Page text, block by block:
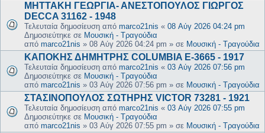
ΜΗΤΤΑΚΗ ΓΕΩΡΓΙΑ- ΑΝΕΣΤΟΠΟΥΛΟΣ ΓΙΩΡΓΟΣ
DECCA 31162 - 1948
Τελευταία δημοσίευση από marco21nis « 08 Αύγ 2026 04:24 pm
Δημοσιεύτηκε σε Μουσική - Τραγούδια
από marco21nis » 08 Αύγ 2026 04:24 pm » σε Μουσική - Τραγούδια
ΚΑΠΟΚΗΣ ΔΗΜΗΤΡΗΣ COLUMBIA E-3665 - 1917
Τελευταία δημοσίευση από marco21nis « 03 Αύγ 2026 07:56 pm
Δημοσιεύτηκε σε Μουσική - Τραγούδια
από marco21nis » 03 Αύγ 2026 07:56 pm » σε Μουσική - Τραγούδια
ΣΤΑΣΙΝΟΠΟΥΛΟΣ ΣΩΤΗΡΗΣ VICTOR 73281 - 1921
Τελευταία δημοσίευση από marco21nis « 03 Αύγ 2026 07:55 pm
Δημοσιεύτηκε σε Μουσική - Τραγούδια
από marco21nis » 03 Αύγ 2026 07:55 pm » σε Μουσική - Τραγούδια